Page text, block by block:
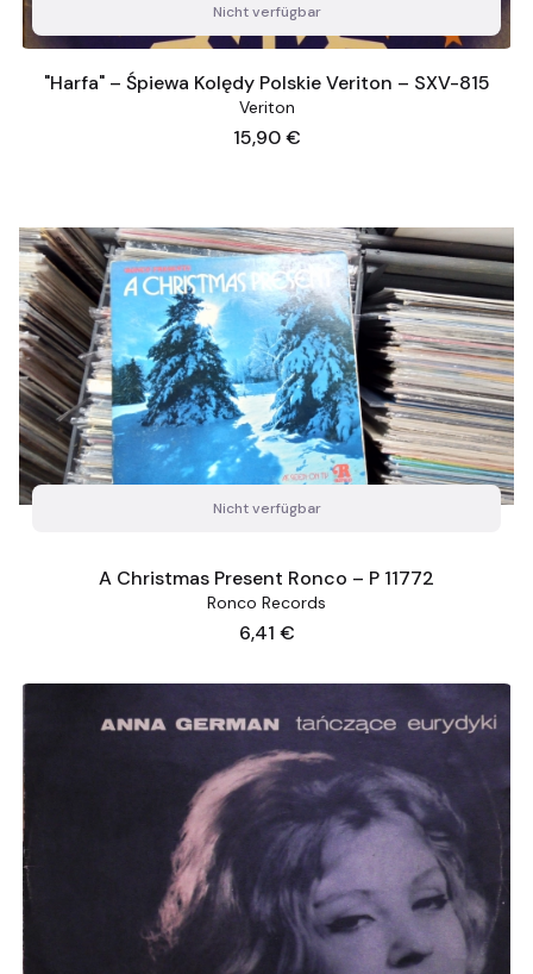
Nicht verfügbar
"Harfa" – Śpiewa Kolędy Polskie Veriton – SXV-815
Veriton
Preis
15,90 €
Nicht verfügbar
A Christmas Present Ronco ‎– P 11772
Ronco Records
Preis
6,41 €